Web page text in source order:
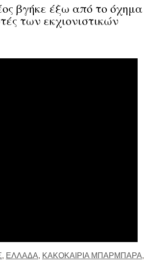
βγήκε έξω από το όχημα
των εκχιονιστικών
, ΕΛΛΑΔΑ, ΚΑΚΟΚΑΙΡΙΑ ΜΠΑΡΜΠΑΡΑ,